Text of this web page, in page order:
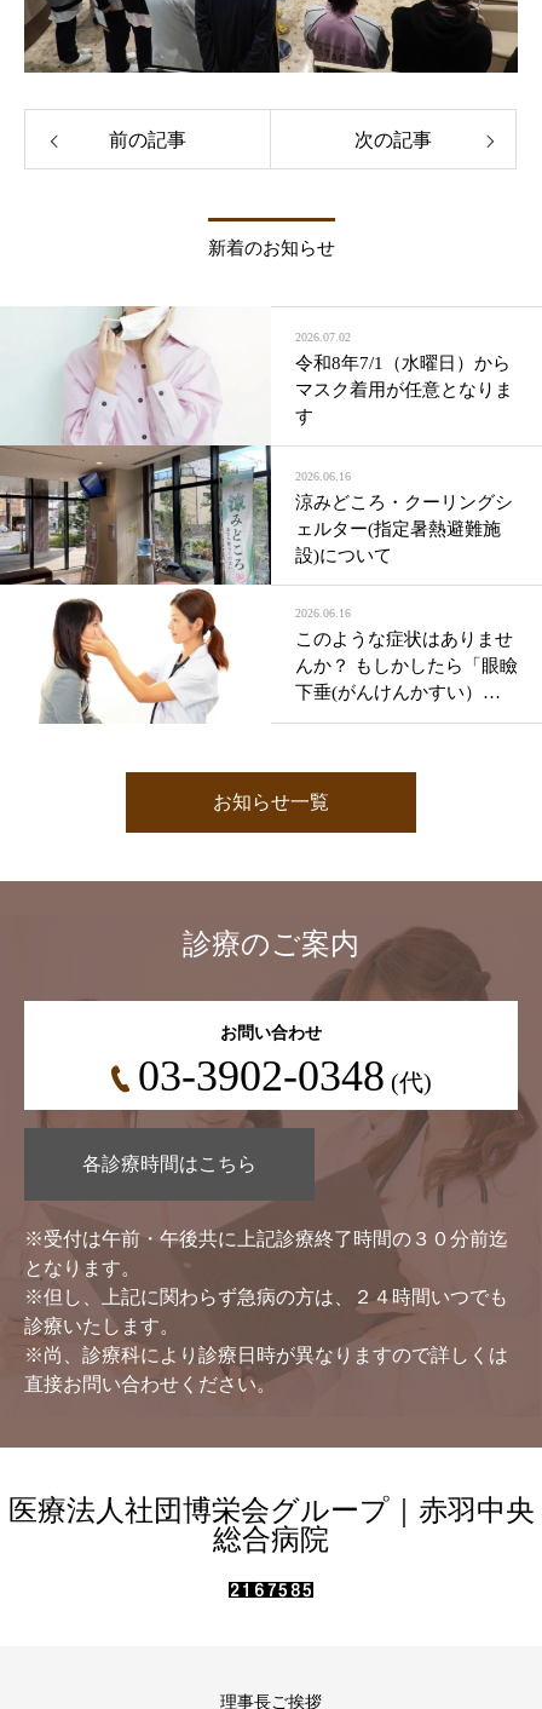
前の記事 次の記事
新着のお知らせ
2026.07.02
令和8年7/1（水曜日）から
マスク着用が任意となりま
す
2026.06.16
涼みどころ・クーリングシ
ェルター(指定暑熱避難施
設)について
2026.06.16
このような症状はありませ
んか？ もしかしたら「眼瞼
下垂(がんけんかすい）」
かもしれません。
お知らせ一覧
診療のご案内
お問い合わせ
03-3902-0348 (代)
各診療時間はこちら
※受付は午前・午後共に上記診療終了時間の３０分前迄
となります。
※但し、上記に関わらず急病の方は、２４時間いつでも
診療いたします。
※尚、診療科により診療日時が異なりますので詳しくは
直接お問い合わせください。
医療法人社団博栄会グループ｜赤羽中央
総合病院
理事長ご挨拶